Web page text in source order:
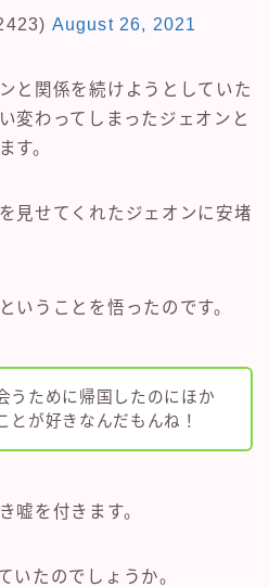
August 26, 2021
と関係を続けようとしていた
変わってしまったジェオンと
す。
見せてくれたジェオンに安堵
いうことを悟ったのです。
うために帰国したのにほか
とが好きなんだもんね！
嘘を付きます。
いたのでしょうか。